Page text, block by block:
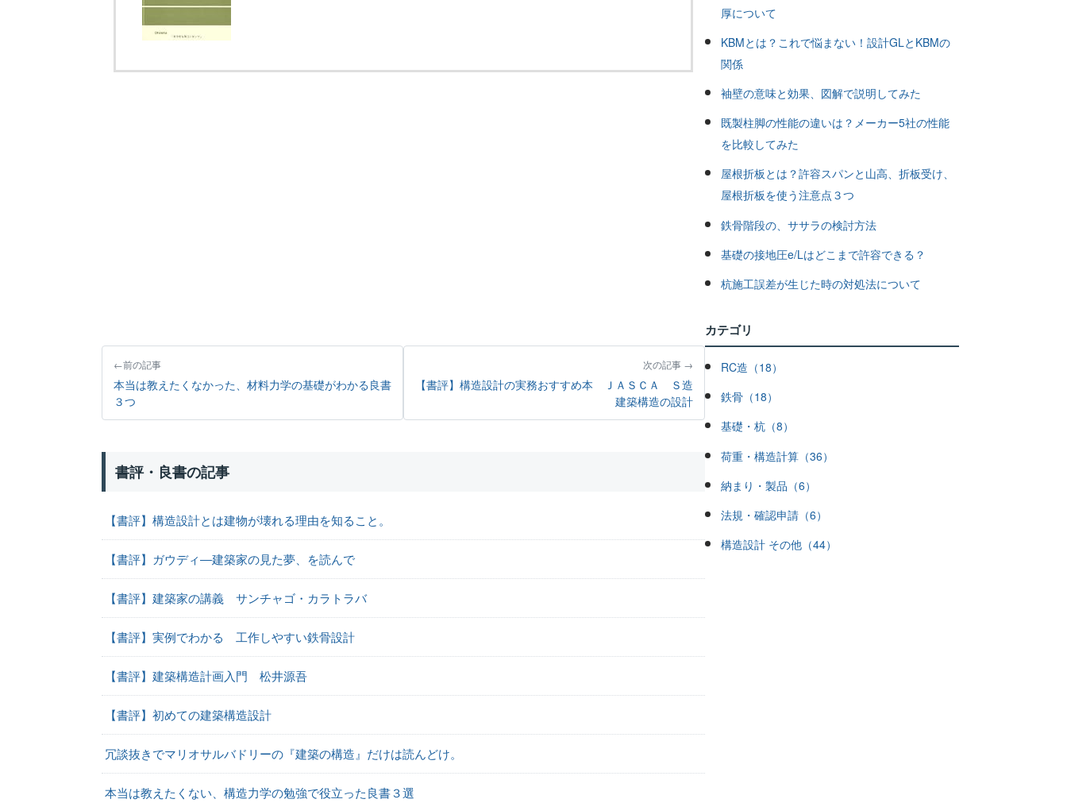
前の記事
本当は教えたくなかった、材料力学の基礎がわかる良書
３つ
次の記事
【書評】構造設計の実務おすすめ本 ＪＡＳＣＡ Ｓ造
建築構造の設計
書評・良書の記事
【書評】構造設計とは建物が壊れる理由を知ること。
【書評】ガウディ―建築家の見た夢、を読んで
【書評】建築家の講義 サンチャゴ・カラトラバ
【書評】実例でわかる 工作しやすい鉄骨設計
【書評】建築構造計画入門 松井源吾
【書評】初めての建築構造設計
冗談抜きでマリオサルバドリーの『建築の構造』だけは読んどけ。
本当は教えたくない、構造力学の勉強で役立った良書３選
厚について
KBMとは？これで悩まない！設計GLとKBMの
関係
袖壁の意味と効果、図解で説明してみた
既製柱脚の性能の違いは？メーカー5社の性能
を比較してみた
屋根折板とは？許容スパンと山高、折板受け、
屋根折板を使う注意点３つ
鉄骨階段の、ササラの検討方法
基礎の接地圧e/Lはどこまで許容できる？
杭施工誤差が生じた時の対処法について
カテゴリ
RC造（18）
鉄骨（18）
基礎・杭（8）
荷重・構造計算（36）
納まり・製品（6）
法規・確認申請（6）
構造設計 その他（44）